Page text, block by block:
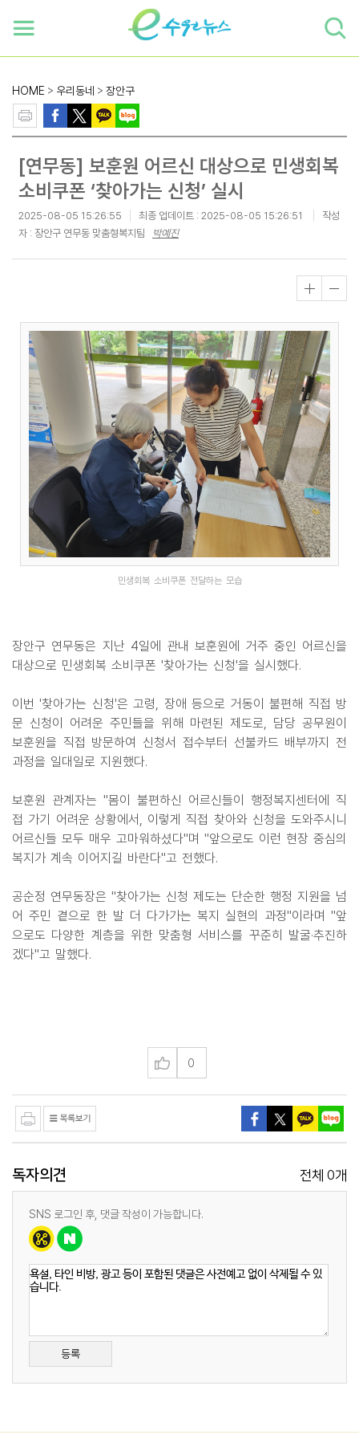
HOME > 우리동네 > 장안구
[연무동] 보훈원 어르신 대상으로 민생회복
소비쿠폰 ‘찾아가는 신청’ 실시
2025-08-05 15:26:55 최종 업데이트 : 2025-08-05 15:26:51
작성
자 : 장안구 연무동 맞춤형복지팀
박예진
민생회복 소비쿠폰 전달하는 모습
장안구 연무동은 지난 4일에 관내 보훈원에 거주 중인 어르신을
대상으로 민생회복 소비쿠폰 '찾아가는 신청'을 실시했다.
이번 '찾아가는 신청'은 고령, 장애 등으로 거동이 불편해 직접 방
문 신청이 어려운 주민들을 위해 마련된 제도로, 담당 공무원이
보훈원을 직접 방문하여 신청서 접수부터 선불카드 배부까지 전
과정을 일대일로 지원했다.
보훈원 관계자는 "몸이 불편하신 어르신들이 행정복지센터에 직
접 가기 어려운 상황에서, 이렇게 직접 찾아와 신청을 도와주시니
어르신들 모두 매우 고마워하셨다"며 "앞으로도 이런 현장 중심의
복지가 계속 이어지길 바란다"고 전했다.
공순정 연무동장은 "찾아가는 신청 제도는 단순한 행정 지원을 넘
어 주민 곁으로 한 발 더 다가가는 복지 실현의 과정"이라며 "앞
으로도 다양한 계층을 위한 맞춤형 서비스를 꾸준히 발굴·추진하
겠다"고 말했다.
0
독자의견 전체 0개
SNS 로그인 후, 댓글 작성이 가능합니다.
등록